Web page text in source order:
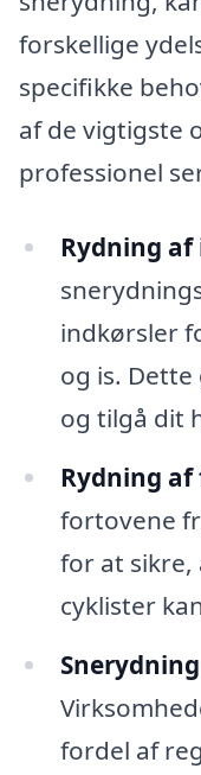
forskellige
specifikke
af de vigtigste
professionel
Rydning
indkørsler
og is.
og tilgå dit
Rydning
fortovene
for at
cyklister
fordel af